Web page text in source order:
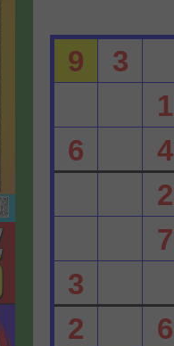
9
6
3
2
3
1
4
2
7
6